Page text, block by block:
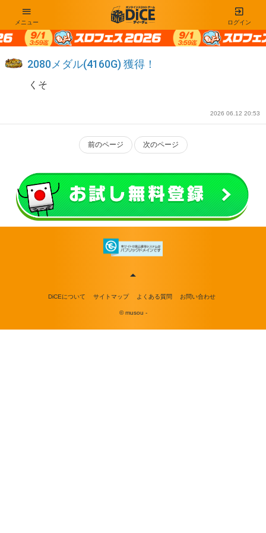
ログイン
メニュー
2080メダル(4160G) 獲得！
くそ
2026 06.12 20:53
前のページ 次のページ
DiCEについて サイトマップ よくある質問 お問い合わせ
© musou -